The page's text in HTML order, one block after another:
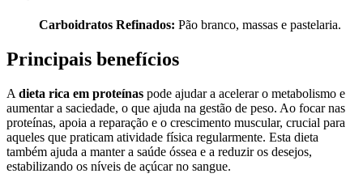
Carboidratos Refinados: Pão branco, massas e pastelaria.
Principais benefícios
A dieta rica em proteínas pode ajudar a acelerar o metabolismo e
aumentar a saciedade, o que ajuda na gestão de peso. Ao focar nas
proteínas, apoia a reparação e o crescimento muscular, crucial para
aqueles que praticam atividade física regularmente. Esta dieta
também ajuda a manter a saúde óssea e a reduzir os desejos,
estabilizando os níveis de açúcar no sangue.